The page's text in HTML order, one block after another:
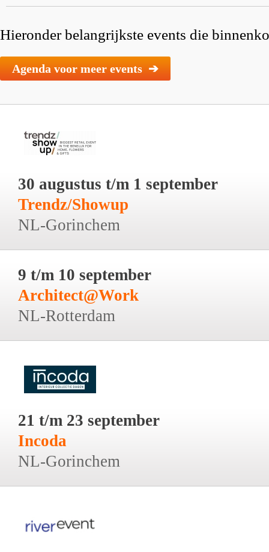
Hieronder belangrijkste events die
Agenda voor meer events ➔
30 augustus t/m 1 september
Trendz/Showup
NL-Gorinchem
9 t/m 10 september
Architect@Work
NL-Rotterdam
21 t/m 23 september
Incoda
NL-Gorinchem